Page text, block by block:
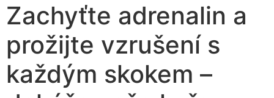
Zachyťte adrenalin a
prožijte vzrušení s
každým skokem –